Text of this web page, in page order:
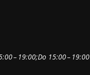
– 19:00;Do 15:00 – 19:00